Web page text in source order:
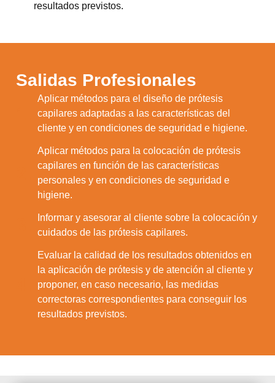
resultados previstos.
Salidas Profesionales
Aplicar métodos para el diseño de prótesis
capilares adaptadas a las características del
cliente y en condiciones de seguridad e higiene.
Aplicar métodos para la colocación de prótesis
capilares en función de las características
personales y en condiciones de seguridad e
higiene.
Informar y asesorar al cliente sobre la colocación y
cuidados de las prótesis capilares.
Evaluar la calidad de los resultados obtenidos en
la aplicación de prótesis y de atención al cliente y
proponer, en caso necesario, las medidas
correctoras correspondientes para conseguir los
resultados previstos.